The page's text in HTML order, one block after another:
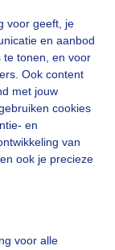
voor geeft, je
en aanbod
te tonen, en voor
Ook content
met jouw
cookies
en
van
ook je precieze
voor alle